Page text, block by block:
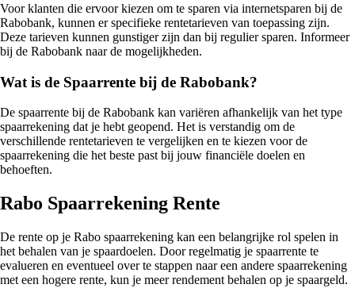
Voor klanten die ervoor kiezen om te sparen via internetsparen bij de
Rabobank, kunnen er specifieke rentetarieven van toepassing zijn.
Deze tarieven kunnen gunstiger zijn dan bij regulier sparen. Informeer
bij de Rabobank naar de mogelijkheden.
Wat is de Spaarrente bij de Rabobank?
De spaarrente bij de Rabobank kan variëren afhankelijk van het type
spaarrekening dat je hebt geopend. Het is verstandig om de
verschillende rentetarieven te vergelijken en te kiezen voor de
spaarrekening die het beste past bij jouw financiële doelen en
behoeften.
Rabo Spaarrekening Rente
De rente op je Rabo spaarrekening kan een belangrijke rol spelen in
het behalen van je spaardoelen. Door regelmatig je spaarrente te
evalueren en eventueel over te stappen naar een andere spaarrekening
met een hogere rente, kun je meer rendement behalen op je spaargeld.